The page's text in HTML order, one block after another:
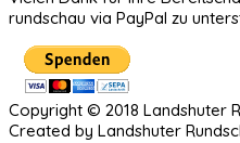
rundschau via PayPal zu
Copyright © 2018 Landshuter
Created by Landshuter